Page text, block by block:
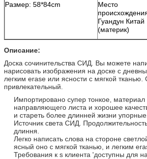
Размер: 58*84cm
Место
Гуандун Китай
(материк)
Описание:
Доска сочинительства СИД. Вы можете
нарисовать изображения на доске с
легким erase или ясности с мягкой
привлекательный.
Импортировано супер тонкое, материал
направляющего листа и хорошее
и стареть более длинней жизни упорные.
Источник света СИД.
длиння.
Легко написать слова на стороне
ясный оно с мягкой тканью, и легким
Требования к s клиента 'доступны для